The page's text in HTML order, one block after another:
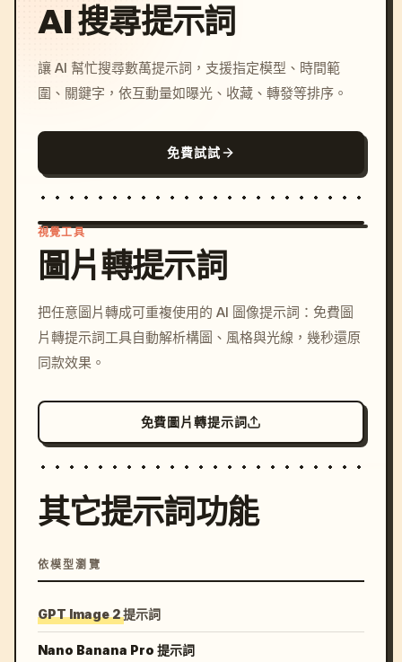
AI 搜尋提示詞
讓 AI 幫忙搜尋數萬提示詞，支援指定模型、時間範
圍、關鍵字，依互動量如曝光、收藏、轉發等排序。
免費試試
c, cyberpunk sunset, neon
colors, 8k --v 6.0
視覺工具
圖片轉提示詞
把任意圖片轉成可重複使用的 AI 圖像提示詞：免費圖
片轉提示詞工具自動解析構圖、風格與光線，幾秒還原
同款效果。
免費圖片轉提示詞
其它提示詞功能
依模型瀏覽
GPT Image 2 提示詞
Nano Banana Pro 提示詞